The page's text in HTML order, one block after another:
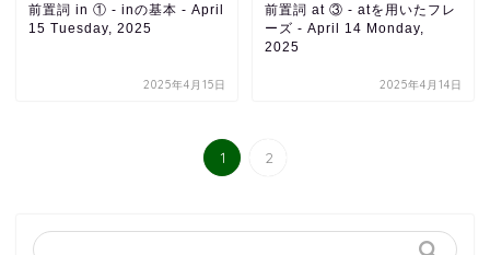
前置詞 in ① - inの基本 - April
15 Tuesday, 2025
2025年4月15日
前置詞 at ③ - atを用いたフレ
ーズ - April 14 Monday,
2025
2025年4月14日
1 2